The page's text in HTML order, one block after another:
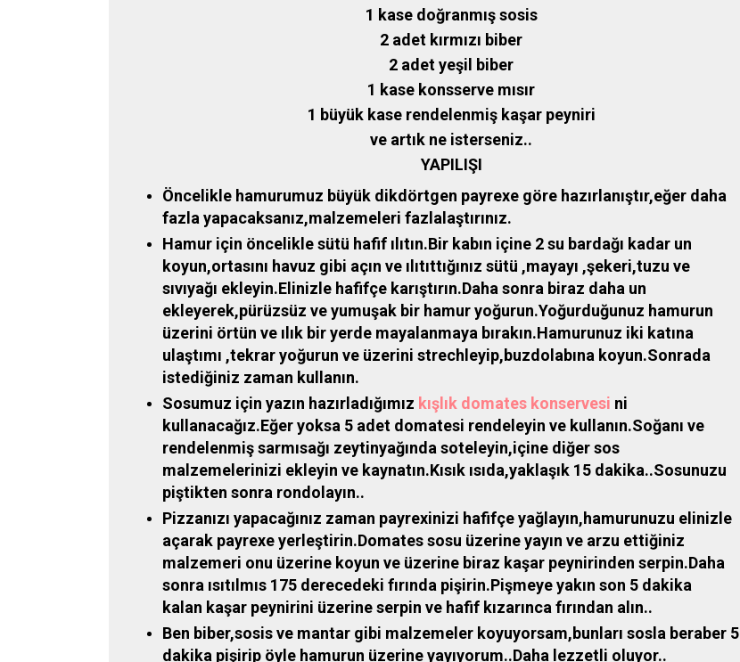
1 kase doğranmış sosis
2 adet kırmızı biber
2 adet yeşil biber
1 kase konsserve mısır
1 büyük kase rendelenmiş kaşar peyniri
ve artık ne isterseniz..
YAPILIŞI
Öncelikle hamurumuz büyük dikdörtgen payrexe göre hazırlanıştır,eğer daha
fazla yapacaksanız,malzemeleri fazlalaştırınız.
Hamur için öncelikle sütü hafif ılıtın.Bir kabın içine 2 su bardağı kadar un
koyun,ortasını havuz gibi açın ve ılıtıttığınız sütü ,mayayı ,şekeri,tuzu ve
sıvıyağı ekleyin.Elinizle hafifçe karıştırın.Daha sonra biraz daha un
ekleyerek,pürüzsüz ve yumuşak bir hamur yoğurun.Yoğurduğunuz hamurun
üzerini örtün ve ılık bir yerde mayalanmaya bırakın.Hamurunuz iki katına
ulaştımı ,tekrar yoğurun ve üzerini strechleyip,buzdolabına koyun.Sonrada
istediğiniz zaman kullanın.
Sosumuz için yazın hazırladığımız kışlık domates konservesi ni
kullanacağız.Eğer yoksa 5 adet domatesi rendeleyin ve kullanın.Soğanı ve
rendelenmiş sarmısağı zeytinyağında soteleyin,içine diğer sos
malzemelerinizi ekleyin ve kaynatın.Kısık ısıda,yaklaşık 15 dakika..Sosunuzu
piştikten sonra rondolayın..
Pizzanızı yapacağınız zaman payrexinizi hafifçe yağlayın,hamurunuzu elinizle
açarak payrexe yerleştirin.Domates sosu üzerine yayın ve arzu ettiğiniz
malzemeri onu üzerine koyun ve üzerine biraz kaşar peynirinden serpin.Daha
sonra ısıtılmıs 175 derecedeki fırında pişirin.Pişmeye yakın son 5 dakika
kalan kaşar peynirini üzerine serpin ve hafif kızarınca fırından alın..
Ben biber,sosis ve mantar gibi malzemeler koyuyorsam,bunları sosla beraber 5
dakika pişirip öyle hamurun üzerine yayıyorum..Daha lezzetli oluyor..